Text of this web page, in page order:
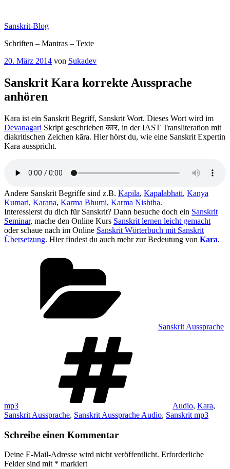
springen
Sanskrit-Blog
Schriften – Mantras – Texte
Veröffentlicht
20. März 2014 von Sukadev
Sanskrit Kara korrekte Aussprache
anhören
Kara ist ein Sanskrit Begriff, Sanskrit Wort. Dieses Wort wird im
Devanagari Skript geschrieben कार, in der IAST Transliteration mit
diakritischen Zeichen kāra. Hier hörst du, wie eine Sanskrit Expertin
Kara ausspricht.
Andere Sanskrit Begriffe sind z.B. Kapila, Kapalabhati, Kanya
Kumari, Karana, Karma Bhumi, Karma Nishtha.
Interessierst du dich für Sanskrit? Dann besuche doch ein Sanskrit
Seminar, mache den Online Kurs Sanskrit lernen leicht gemacht
oder schaue nach im Online Sanskrit Wörterbuch mit Sanskrit
Übersetzung. Hier findest du auch mehr zur Bedeutung von Kara.
Sanskrit Aussprache
mp3 Audio, Kara,
Sanskrit Aussprache, Sanskrit Aussprache Audio, Sanskrit mp3
Schreibe einen Kommentar
Deine E-Mail-Adresse wird nicht veröffentlicht. Erforderliche
Felder sind mit * markiert